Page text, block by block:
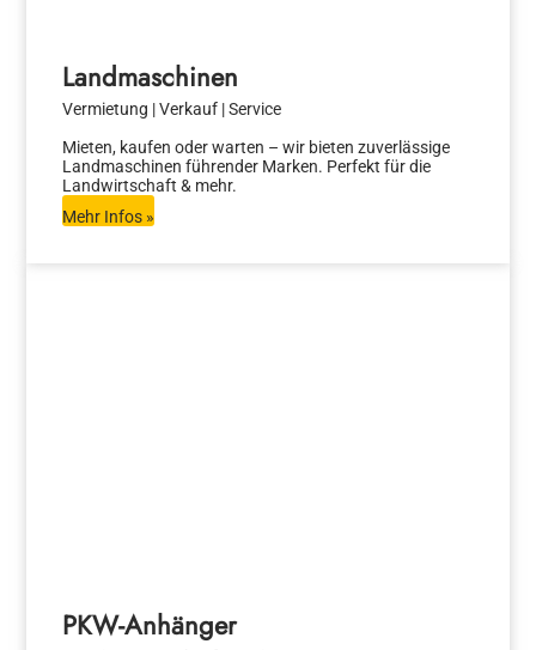
Landmaschinen
Vermietung | Verkauf | Service
Mieten, kaufen oder warten – wir bieten zuverlässige
Landmaschinen führender Marken. Perfekt für die
Landwirtschaft & mehr.
Mehr Infos »
PKW-Anhänger